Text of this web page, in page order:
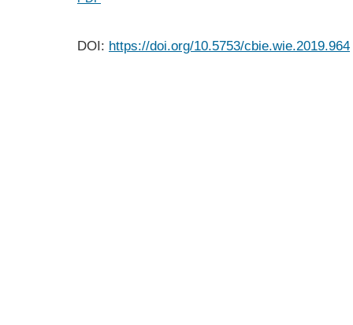
DOI: https://doi.org/10.5753/cbie.wie.2019.964